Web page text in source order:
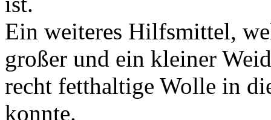
Ein weiteres Hilfsmittel,
großer und ein kleiner
recht fetthaltige Wolle in
konnte.